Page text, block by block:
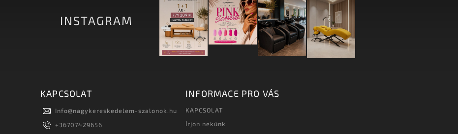
INSTAGRAM
KAPCSOLAT
Info@nagykereskedelem-szalonok.hu
+36707429656
INFORMACE PRO VÁS
KAPCSOLAT
Írjon nekünk